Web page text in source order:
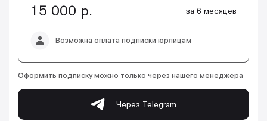
15 000 р. за 6 месяцев
Возможна оплата подписки юрлицам
Оформить подписку можно только через нашего менеджера
Через Telegram